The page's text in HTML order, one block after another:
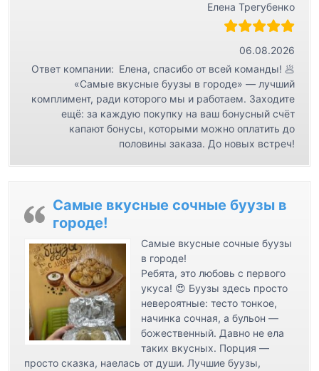
Елена Трегубенко
06.08.2026
Ответ компании: Елена, спасибо от всей команды! 🥟
«Самые вкусные буузы в городе» — лучший
комплимент, ради которого мы и работаем. Заходите
ещё: за каждую покупку на ваш бонусный счёт
капают бонусы, которыми можно оплатить до
половины заказа. До новых встреч!
Самые вкусные сочные буузы в
городе!
Самые вкусные сочные буузы
в городе!
Ребята, это любовь с первого
укуса! 😍 Буузы здесь просто
невероятные: тесто тонкое,
начинка сочная, а бульон —
божественный. Давно не ела
таких вкусных. Порция —
просто сказка, наелась от души. Лучшие буузы,